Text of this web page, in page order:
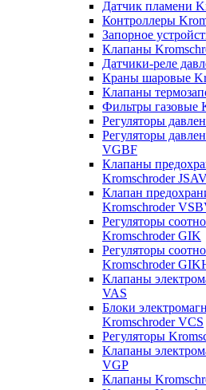
Датчик пламени
Контроллеры
Запорное
Клапаны
Датчики-реле
Краны шаровые
Клапаны
Фильтры газовые
Регуляторы
Регуляторы
VGBF
Клапаны
Kromschroder
Клапан
Kromschroder
Регуляторы
Kromschroder GIK
Регуляторы
Kromschroder
Клапаны
VAS
Блоки
Kromschroder VCS
Регуляторы
Клапаны
VGP
Клапаны